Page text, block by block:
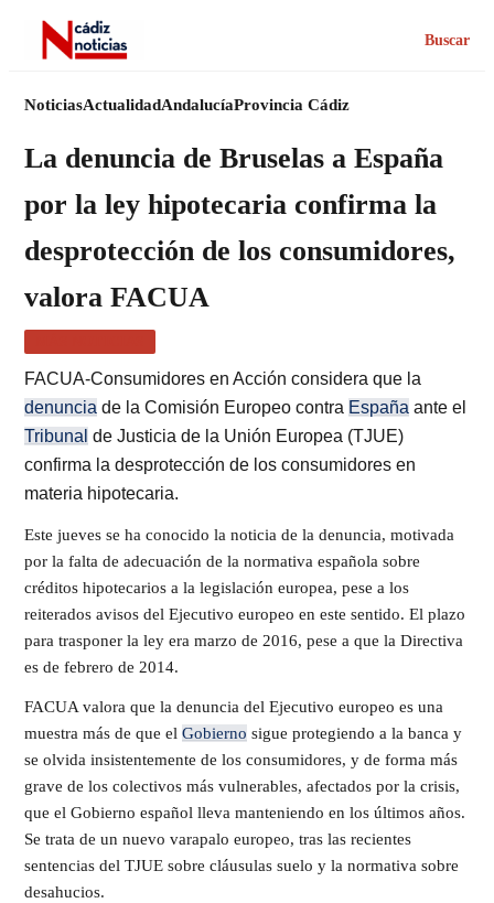
Buscar
NoticiasActualidadAndalucíaProvincia Cádiz
La denuncia de Bruselas a España
por la ley hipotecaria confirma la
desprotección de los consumidores,
valora FACUA
FACUA-Consumidores en Acción considera que la
denuncia de la Comisión Europeo contra España ante el
Tribunal de Justicia de la Unión Europea (TJUE)
confirma la desprotección de los consumidores en
materia hipotecaria.
Este jueves se ha conocido la noticia de la denuncia, motivada
por la falta de adecuación de la normativa española sobre
créditos hipotecarios a la legislación europea, pese a los
reiterados avisos del Ejecutivo europeo en este sentido. El plazo
para trasponer la ley era marzo de 2016, pese a que la Directiva
es de febrero de 2014.
FACUA valora que la denuncia del Ejecutivo europeo es una
muestra más de que el Gobierno sigue protegiendo a la banca y
se olvida insistentemente de los consumidores, y de forma más
grave de los colectivos más vulnerables, afectados por la crisis,
que el Gobierno español lleva manteniendo en los últimos años.
Se trata de un nuevo varapalo europeo, tras las recientes
sentencias del TJUE sobre cláusulas suelo y la normativa sobre
desahucios.